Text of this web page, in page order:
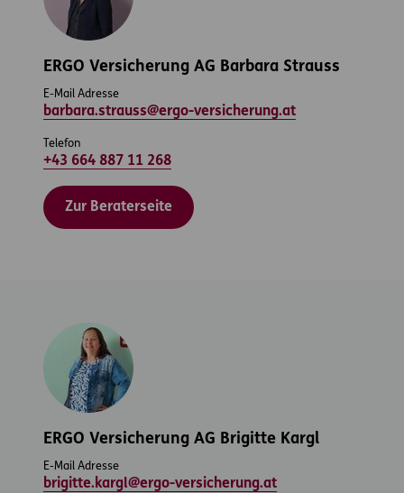
ERGO Versicherung AG Barbara Strauss
E-Mail Adresse
barbara.strauss@ergo-versicherung.at
Telefon
+43 664 887 11 268
Zur Beraterseite
ERGO Versicherung AG Brigitte Kargl
E-Mail Adresse
brigitte.kargl@ergo-versicherung.at